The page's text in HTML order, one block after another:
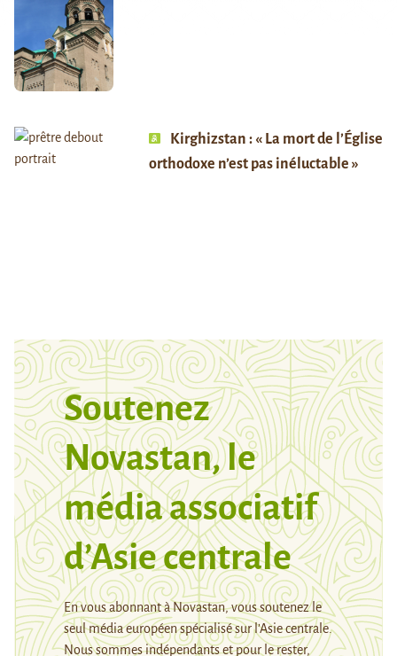
Kirghizstan : « La mort de l’Église
orthodoxe n’est pas inéluctable »
Soutenez
Novastan, le
média associatif
d’Asie centrale
En vous abonnant à Novastan, vous soutenez le
seul média européen spécialisé sur l’Asie centrale.
Nous sommes indépendants et pour le rester,